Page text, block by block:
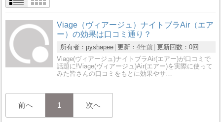
Viage（ヴィアージュ）ナイトブラAir（エア
ー）の効果は口コミ通り？
所有者： pyshapee 更新： 4年前 更新回数： 0回
Viage(ヴィアージュ)ナイトブラAir(エアー)が口コミで
話題に!Viage(ヴィアージュ)Air(エアー)を実際に使って
みた皆さんの口コミをもとに効果やサ…
前へ 1 次へ